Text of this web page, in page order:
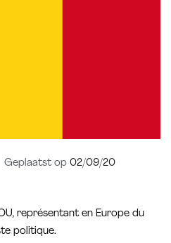
Geplaatst op 02/09/20
représentant en Europe du
politique.